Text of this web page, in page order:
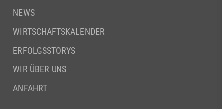
NEWS
WIRTSCHAFTSKALENDER
ERFOLGSSTORYS
WIR ÜBER UNS
ANFAHRT